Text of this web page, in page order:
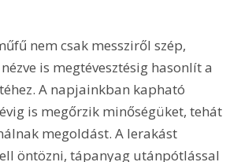
nem csak messziről szép,
is megtévesztésig hasonlít a
A napjainkban kapható
is megőrzik minőségüket, tehát
megoldást. A lerakást
öntözni, tápanyag utánpótlással